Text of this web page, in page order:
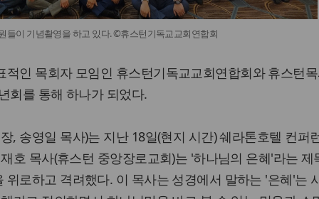
들이 기념촬영을 하고 있다. ©휴스턴기독교교회연합회
적인 목회자 모임인 휴스턴기독교교회연합회와 휴스턴
회를 통해 하나가 되었다.
, 송영일 목사)는 지난 18일(현지 시간) 쉐라톤호텔 컨퍼
호 목사(휴스턴 중앙장로교회)는 '하나님의 은혜'라는 제
위로하고 격려했다. 이 목사는 성경에서 말하는 '은혜'는